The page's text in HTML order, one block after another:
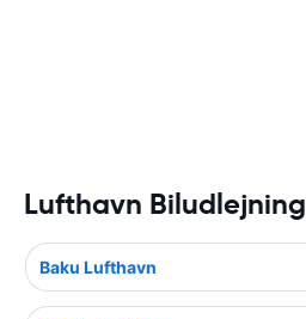
Lufthavn Biludlejning
Baku Lufthavn